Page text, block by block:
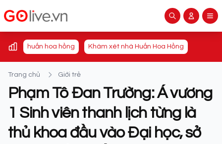
huấn hoa hồng Khám xét nhà Huấn Hoa Hồng
Trang chủ Giới trẻ
Phạm Tô Đan Trường: Á vương
1 Sinh viên thanh lịch từng là
thủ khoa đầu vào Đại học, sở